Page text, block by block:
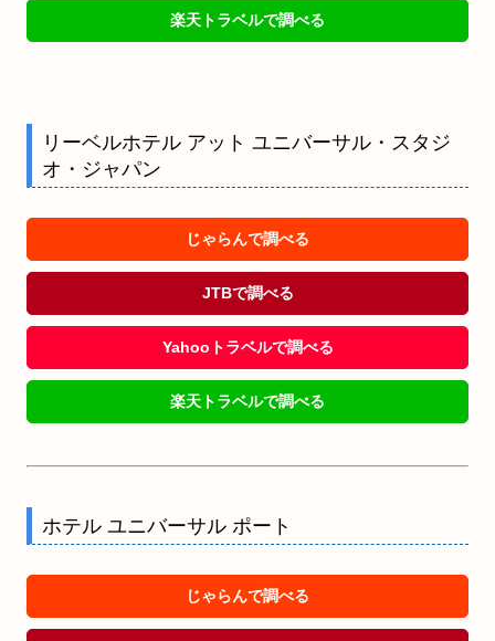
楽天トラベルで調べる
リーベルホテル アット ユニバーサル・スタジ
オ・ジャパン
じゃらんで調べる
JTBで調べる
Yahooトラベルで調べる
楽天トラベルで調べる
ホテル ユニバーサル ポート
じゃらんで調べる